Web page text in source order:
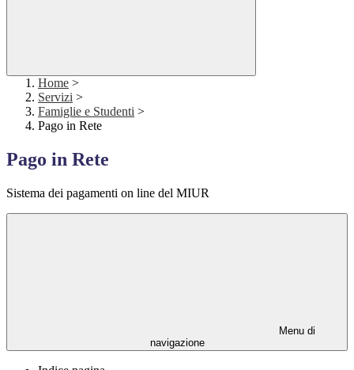
Home >
Servizi >
Famiglie e Studenti >
Pago in Rete
Pago in Rete
Sistema dei pagamenti on line del MIUR
Menu di
navigazione